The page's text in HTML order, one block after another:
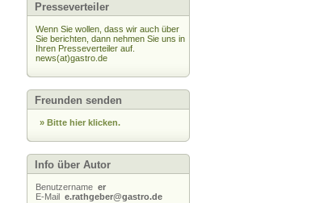
Presseverteiler
Wenn Sie wollen, dass wir auch über
Sie berichten, dann nehmen Sie uns in
Ihren Presseverteiler auf.
news(at)gastro.de
Freunden senden
» Bitte hier klicken.
Info über Autor
Benutzername er
E-Mail e.rathgeber@gastro.de